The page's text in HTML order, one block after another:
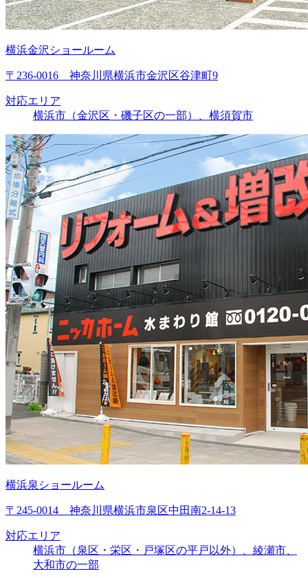
横浜金沢ショールーム
〒236-0016 神奈川県横浜市金沢区谷津町9
対応エリア
横浜市（金沢区・磯子区の一部）、横須賀市
横浜泉ショールーム
〒245-0014 神奈川県横浜市泉区中田南2-14-13
対応エリア
横浜市（泉区・栄区・戸塚区の平戸以外）、綾瀬市、
大和市の一部